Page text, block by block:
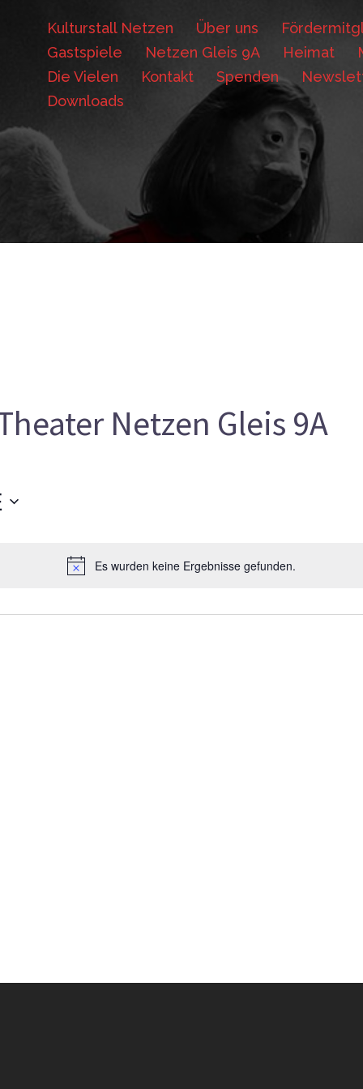
Kulturstall Netzen Über uns
Gastspiele
Netzen Gleis 9A Heimat
Die Vielen
Kontakt Spenden
Downloads
Es wurden keine Ergebnisse gefunden.
Netzen Gleis 9A